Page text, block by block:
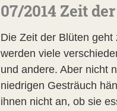
07/2014 Zeit
Die Zeit der Blüten
werden viele
und andere. Aber nicht
niedrigen Gesträuch
ihnen nicht an, ob sie